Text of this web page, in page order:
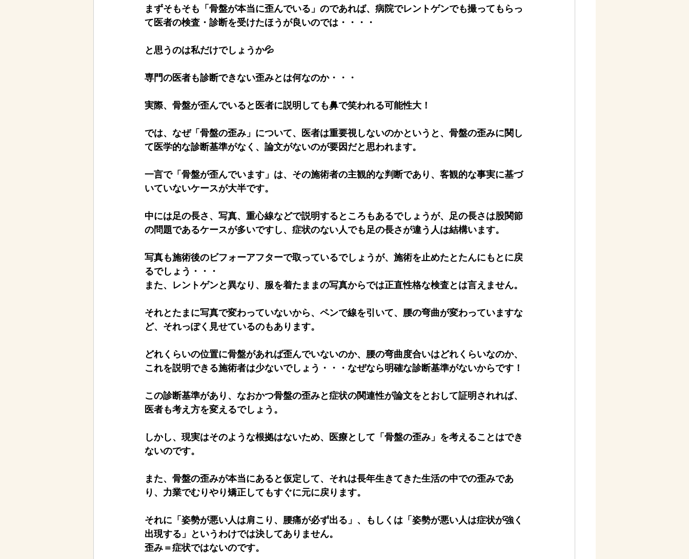
まずそもそも「骨盤が本当に歪んでいる」のであれば、病院でレントゲンでも撮ってもらっ
て医者の検査・診断を受けたほうが良いのでは・・・・
と思うのは私だけでしょうか💦
専門の医者も診断できない歪みとは何なのか・・・
実際、骨盤が歪んでいると医者に説明しても鼻で笑われる可能性大！
では、なぜ「骨盤の歪み」について、医者は重要視しないのかというと、骨盤の歪みに関し
て医学的な診断基準がなく、論文がないのが要因だと思われます。
一言で「骨盤が歪んでいます」は、その施術者の主観的な判断であり、客観的な事実に基づ
いていないケースが大半です。
中には足の長さ、写真、重心線などで説明するところもあるでしょうが、足の長さは股関節
の問題であるケースが多いですし、症状のない人でも足の長さが違う人は結構います。
写真も施術後のビフォーアフターで取っているでしょうが、施術を止めたとたんにもとに戻
るでしょう・・・
また、レントゲンと異なり、服を着たままの写真からでは正直性格な検査とは言えません。
それとたまに写真で変わっていないから、ペンで線を引いて、腰の弯曲が変わっていますな
ど、それっぽく見せているのもあります。
どれくらいの位置に骨盤があれば歪んでいないのか、腰の弯曲度合いはどれくらいなのか、
これを説明できる施術者は少ないでしょう・・・なぜなら明確な診断基準がないからです！
この診断基準があり、なおかつ骨盤の歪みと症状の関連性が論文をとおして証明されれば、
医者も考え方を変えるでしょう。
しかし、現実はそのような根拠はないため、医療として「骨盤の歪み」を考えることはでき
ないのです。
また、骨盤の歪みが本当にあると仮定して、それは長年生きてきた生活の中での歪みであ
り、力業でむりやり矯正してもすぐに元に戻ります。
それに「姿勢が悪い人は肩こり、腰痛が必ず出る」、もしくは「姿勢が悪い人は症状が強く
出現する」というわけでは決してありません。
歪み＝症状ではないのです。